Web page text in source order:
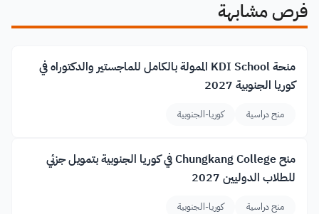
فرص مشابهة
منحة KDI School الممولة بالكامل للماجستير والدكتوراه في
كوريا الجنوبية 2027
منح دراسية كوريا-الجنوبية
منح Chungkang College في كوريا الجنوبية بتمويل جزئي
للطلاب الدوليين 2027
منح دراسية كوريا-الجنوبية